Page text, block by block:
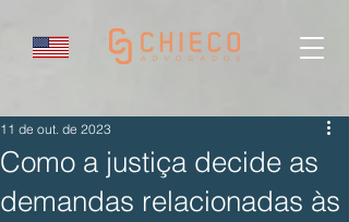
Como a justiça decide as
demandas relacionadas às
11 de out. de 2023